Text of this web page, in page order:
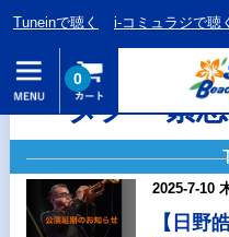
Tuneinで聴く i-コミュラジで聴
0
タグ「緊
2025-7-10
【日野